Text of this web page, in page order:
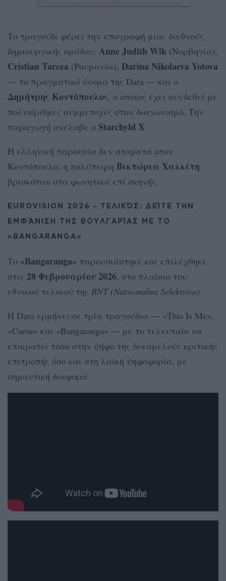
Το τραγούδι φέρει την υπογραφή μιας διεθνούς
δημιουργικής ομάδας: Anne Judith Wik (Νορβηγία),
Cristian Tarcea (Ρουμανία), Darina Nikolaeva Yotova
— το πραγματικό όνομα της Dara — και ο
Δημήτρης Κοντόπουλος, ο οποίος έχει συνδεθεί με
πολυάριθμες συμμετοχές στον διαγωνισμό. Την
παραγωγή ανέλαβε ο Starchyld X.
Η ελληνική παρουσία δεν σταματά στον
Κοντόπουλο: η πολύπειρη Βικτώρια Χαλκίτη
βρισκόταν στα φωνητικά επί σκηνής.
EUROVISION 2026 – ΤΕΛΙΚΌΣ: ΔΕΊΤΕ ΤΗΝ
ΕΜΦΆΝΙΣΗ ΤΗΣ ΒΟΥΛΓΑΡΊΑΣ ΜΕ ΤΟ
«BANGARANGA»
Το «Bangaranga» παρουσιάστηκε και επιλέχθηκε
στις 28 Φεβρουαρίου 2026, στο πλαίσιο του
εθνικού τελικού της BNT (Natsionalna Selektsiya).
Η Dara ερμήνευσε τρία τραγούδια — «This Is Me»,
«Curse» και «Bangaranga» — με το τελευταίο να
επικρατεί τόσο στην ψήφο της δεκαμελούς κριτικής
επιτροπής όσο και στη λαϊκή ψηφοφορία, με
σημαντική διαφορά.